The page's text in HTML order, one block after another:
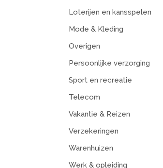
Loterijen en kansspelen
Mode & Kleding
Overigen
Persoonlijke verzorging
Sport en recreatie
Telecom
Vakantie & Reizen
Verzekeringen
Warenhuizen
Werk & opleiding